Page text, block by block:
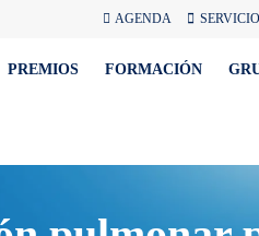
AGENDA
PREMIOS FORMACIÓN